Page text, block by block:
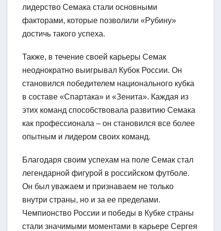
лидерство Семака стали основными
факторами, которые позволили «Рубину»
достичь такого успеха.
Также, в течение своей карьеры Семак
неоднократно выигрывал Кубок России. Он
становился победителем национального кубка
в составе «Спартака» и «Зенита». Каждая из
этих команд способствовала развитию Семака
как профессионала – он становился все более
опытным и лидером своих команд.
Благодаря своим успехам на поле Семак стал
легендарной фигурой в российском футболе.
Он был уважаем и признаваем не только
внутри страны, но и за ее пределами.
Чемпионство России и победы в Кубке страны
стали значимыми моментами в карьере Сергея